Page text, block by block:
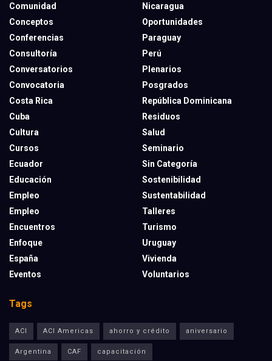
Comunidad
Conceptos
Conferencias
Consultoría
Conversatorios
Convocatoria
Costa Rica
Cuba
Cultura
Cursos
Ecuador
Educación
Empleo
Empleo
Encuentros
Enfoque
España
Eventos
Nicaragua
Oportunidades
Paraguay
Perú
Plenarios
Posgrados
República Dominicana
Residuos
Salud
Seminario
Sin Categoría
Sostenibilidad
Sustentabilidad
Talleres
Turismo
Uruguay
Vivienda
Voluntarios
Tags
ACI ACI Americas ahorro y crédito aniversario
Argentina CAF capacitación